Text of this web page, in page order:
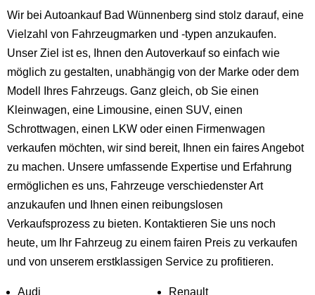
Wir bei Autoankauf Bad Wünnenberg sind stolz darauf, eine
Vielzahl von Fahrzeugmarken und -typen anzukaufen.
Unser Ziel ist es, Ihnen den Autoverkauf so einfach wie
möglich zu gestalten, unabhängig von der Marke oder dem
Modell Ihres Fahrzeugs. Ganz gleich, ob Sie einen
Kleinwagen, eine Limousine, einen SUV, einen
Schrottwagen, einen LKW oder einen Firmenwagen
verkaufen möchten, wir sind bereit, Ihnen ein faires Angebot
zu machen. Unsere umfassende Expertise und Erfahrung
ermöglichen es uns, Fahrzeuge verschiedenster Art
anzukaufen und Ihnen einen reibungslosen
Verkaufsprozess zu bieten. Kontaktieren Sie uns noch
heute, um Ihr Fahrzeug zu einem fairen Preis zu verkaufen
und von unserem erstklassigen Service zu profitieren.
Audi Renault